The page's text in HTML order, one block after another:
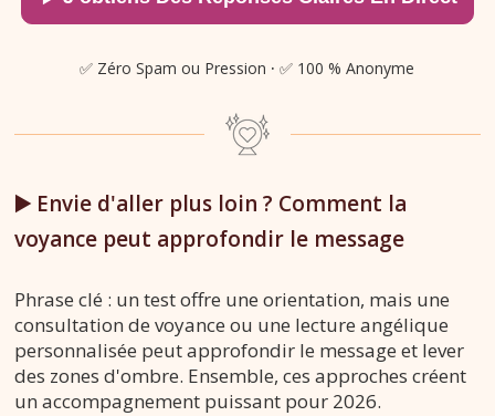
✅ Zéro Spam ou Pression ·✅ 100 % Anonyme
▶️ Envie d'aller plus loin ? Comment la
voyance peut approfondir le message
Phrase clé : un test offre une orientation, mais une
consultation de voyance ou une lecture angélique
personnalisée peut approfondir le message et lever
des zones d'ombre. Ensemble, ces approches créent
un accompagnement puissant pour 2026.